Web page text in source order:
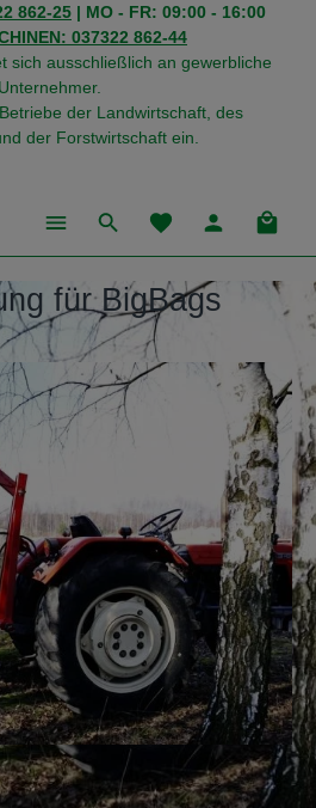
862-25 | MO - FR: 09:00 - 16:00
037322 862-44
sich ausschließlich an gewerbliche
Unternehmer.
der Landwirtschaft, des
der Forstwirtschaft ein.
Du hast 0
für BigBags